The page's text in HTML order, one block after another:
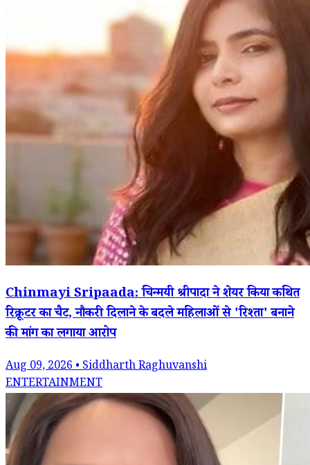
Chinmayi Sripaada: चिन्मयी श्रीपादा ने शेयर किया कथित
रिक्रूटर का चैट, नौकरी दिलाने के बदले महिलाओं से 'रिश्ता' बनाने
की मांग का लगाया आरोप
Aug 09, 2026 • Siddharth Raghuvanshi
ENTERTAINMENT